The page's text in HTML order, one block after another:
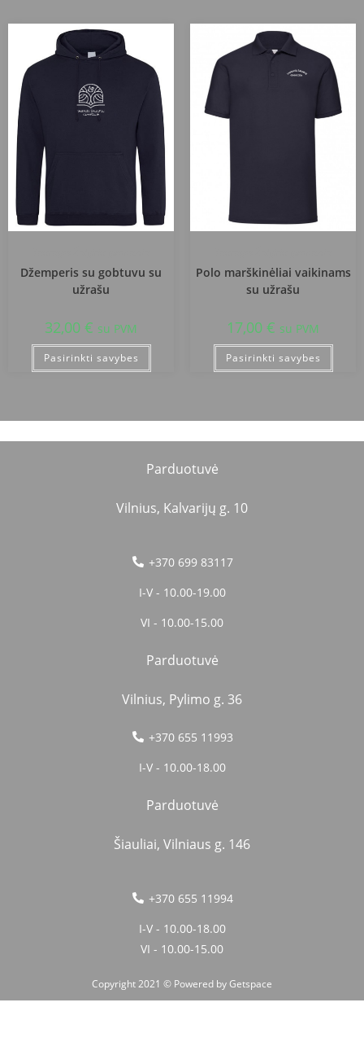
Džemperis su gobtuvu su
užrašu
32,00 € su PVM
Pasirinkti savybes
Polo marškinėliai vaikinams
su užrašu
17,00 € su PVM
Pasirinkti savybes
Parduotuvė
Vilnius, Kalvarijų g. 10
+370 699 83117
I-V - 10.00-19.00
VI - 10.00-15.00
Parduotuvė
Vilnius, Pylimo g. 36
+370 655 11993
I-V - 10.00-18.00
Parduotuvė
Šiauliai, Vilniaus g. 146
+370 655 11994
I-V - 10.00-18.00
VI - 10.00-15.00
Copyright 2021 © Powered byGetspace